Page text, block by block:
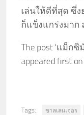
เล่นให้ดีที่สุด ซึ่
ก็แข็งแกร่งมาก
The post ‘แม็ก
appeared first on
Tags: ชาลเลนเจอร